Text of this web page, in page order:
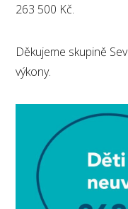
263 500 Kč.
Děkujeme skupině
výkony.